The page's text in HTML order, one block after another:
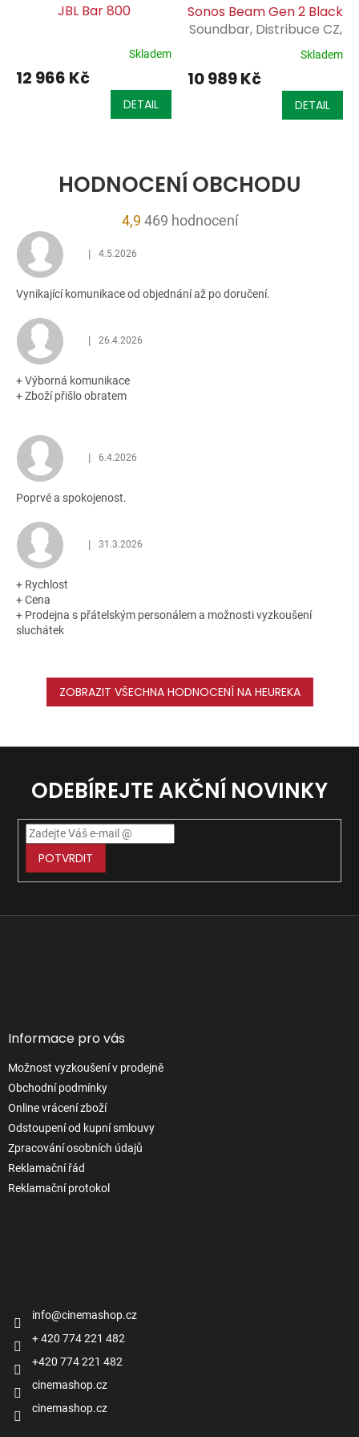
JBL Bar 800
Skladem
12 966 Kč
DETAIL
Sonos Beam Gen 2 Black
Soundbar, Distribuce CZ,
Sonos Servis CZSkladem
10 989 Kč
DETAIL
HODNOCENÍ OBCHODU
4,9 Průměrné
4,9
469 hodnocení
Hodnocení obchodu je 5 z 5 hvězdiček.
| 4.5.2026
Vynikající komunikace od objednání až po doručení.
Hodnocení obchodu je 5 z 5 hvězdiček.
| 26.4.2026
+ Výborná komunikace
+ Zboží přišlo obratem
Hodnocení obchodu je 5 z 5 hvězdiček.
| 6.4.2026
Poprvé a spokojenost.
Hodnocení obchodu je 5 z 5 hvězdiček.
| 31.3.2026
+ Rychlost
+ Cena
+ Prodejna s přátelským personálem a možnosti vyzkoušení
sluchátek
ZOBRAZIT VŠECHNA HODNOCENÍ NA HEUREKA
ODEBÍREJTE AKČNÍ NOVINKY
POTVRDIT
Z
Informace pro vás
Možnost vyzkoušení v prodejně
Obchodní podmínky
Online vrácení zboží
Odstoupení od kupní smlouvy
Zpracování osobních údajů
Reklamační řád
Reklamační protokol
info@cinemashop.cz
+ 420 774 221 482
+420 774 221 482
cinemashop.cz
cinemashop.cz